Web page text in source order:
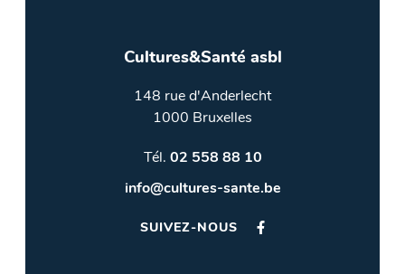
Cultures&Santé asbl
148 rue d'Anderlecht
1000 Bruxelles
Tél. 02 558 88 10
info@cultures-sante.be
SUIVEZ-NOUS